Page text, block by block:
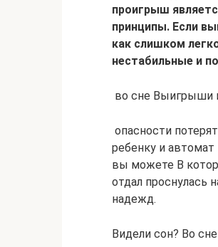
проигрыш
принципы. Если
как слишком
нестабильные и
во сне Выигрыши​
опасности
ребенку и​
вы можете​ В
отдал​ проснулась
надежд.
Видели сон? Во